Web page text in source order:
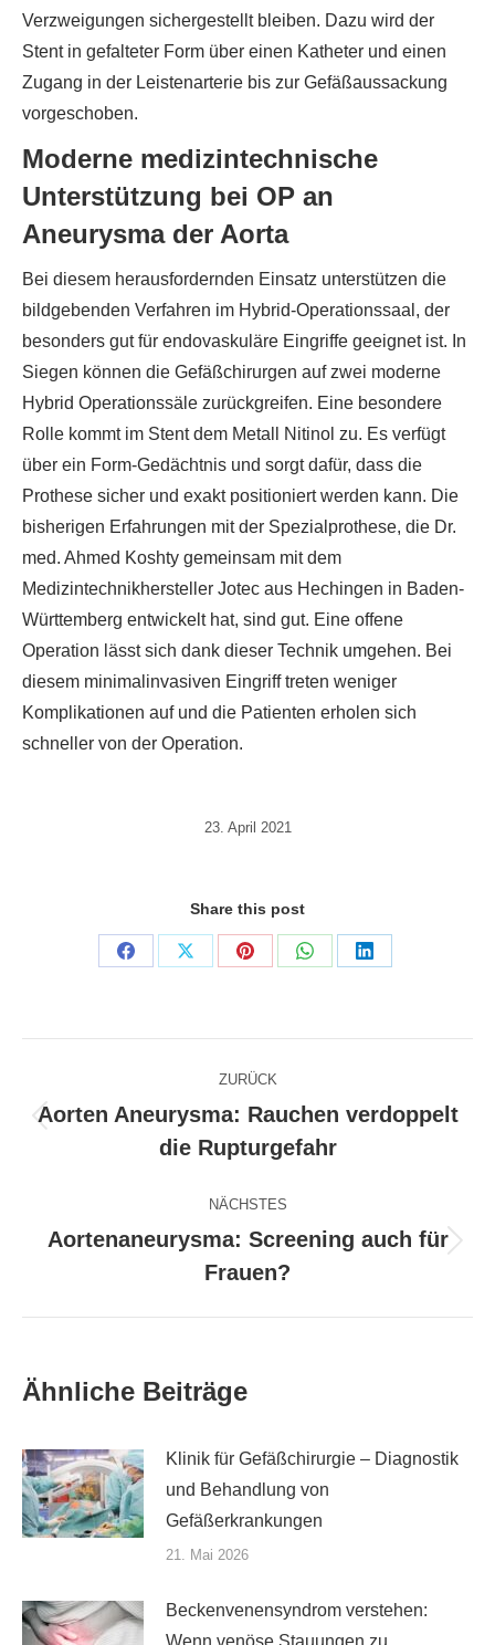
Verzweigungen sichergestellt bleiben. Dazu wird der
Stent in gefalteter Form über einen Katheter und einen
Zugang in der Leistenarterie bis zur Gefäßaussackung
vorgeschoben.
Moderne medizintechnische
Unterstützung bei OP an
Aneurysma der Aorta
Bei diesem herausfordernden Einsatz unterstützen die
bildgebenden Verfahren im Hybrid-Operationssaal, der
besonders gut für endovaskuläre Eingriffe geeignet ist. In
Siegen können die Gefäßchirurgen auf zwei moderne
Hybrid Operationssäle zurückgreifen. Eine besondere
Rolle kommt im Stent dem Metall Nitinol zu. Es verfügt
über ein Form-Gedächtnis und sorgt dafür, dass die
Prothese sicher und exakt positioniert werden kann. Die
bisherigen Erfahrungen mit der Spezialprothese, die Dr.
med. Ahmed Koshty gemeinsam mit dem
Medizintechnikhersteller Jotec aus Hechingen in Baden-
Württemberg entwickelt hat, sind gut. Eine offene
Operation lässt sich dank dieser Technik umgehen. Bei
diesem minimalinvasiven Eingriff treten weniger
Komplikationen auf und die Patienten erholen sich
schneller von der Operation.
23. April 2021
Share this post
Share
Share
Share
Share
Share
Kommentarnavigation
ZURÜCK
Beitrag:
Aorten Aneurysma: Rauchen verdoppelt
die Rupturgefahr
NÄCHSTES
Beitrag:
Aortenaneurysma: Screening auch für
Frauen?
Ähnliche Beiträge
Klinik für Gefäßchirurgie – Diagnostik
und Behandlung von
Gefäßerkrankungen
21. Mai 2026
Beckenvenensyndrom verstehen:
Wenn venöse Stauungen zu